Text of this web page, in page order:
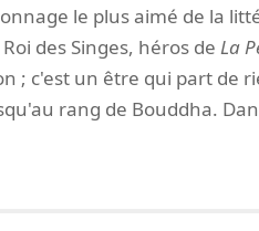
le plus aimé de la
des Singes, héros de La
; c'est un être qui part de
rang de Bouddha.